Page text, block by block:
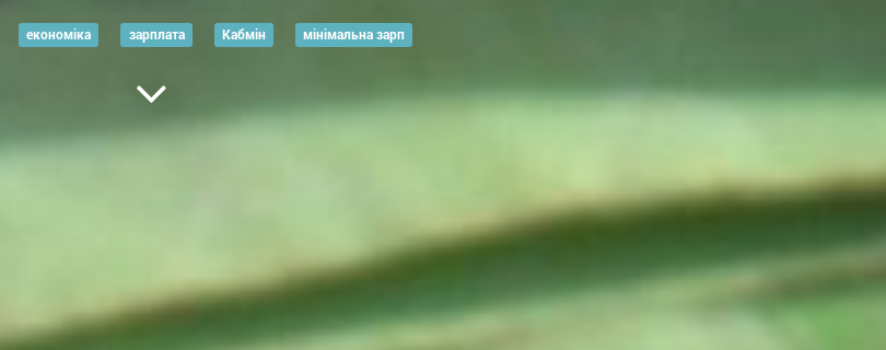
економіка зарплата Кабмін мінімальна зарп